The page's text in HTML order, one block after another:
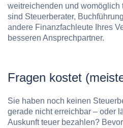
weitreichenden und womöglich
sind Steuerberater,
andere Finanzfachleute Ihres
besseren Ansprechpartner.
Fragen kostet
Sie haben noch keinen
gerade nicht erreichbar – oder
Auskunft teuer bezahlen?